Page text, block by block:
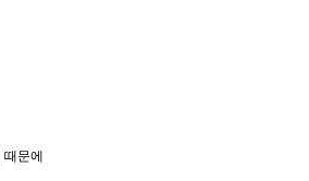
문에